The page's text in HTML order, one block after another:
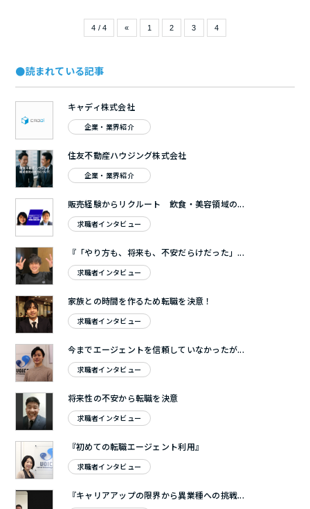
4 / 4 « 1 2 3 4
●読まれている記事
キャディ株式会社
企業・業界紹介
住友不動産ハウジング株式会社
企業・業界紹介
販売経験からリクルート 飲食・美容領域の...
求職者インタビュー
『「やり方も、将来も、不安だらけだった」...
求職者インタビュー
家族との時間を作るため転職を決意！
求職者インタビュー
今までエージェントを信頼していなかったが...
求職者インタビュー
将来性の不安から転職を決意
求職者インタビュー
『初めての転職エージェント利用』
求職者インタビュー
『キャリアアップの限界から異業種への挑戦...